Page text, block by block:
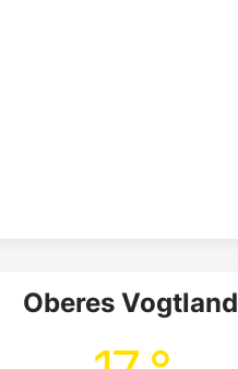
Oberes Vogtland